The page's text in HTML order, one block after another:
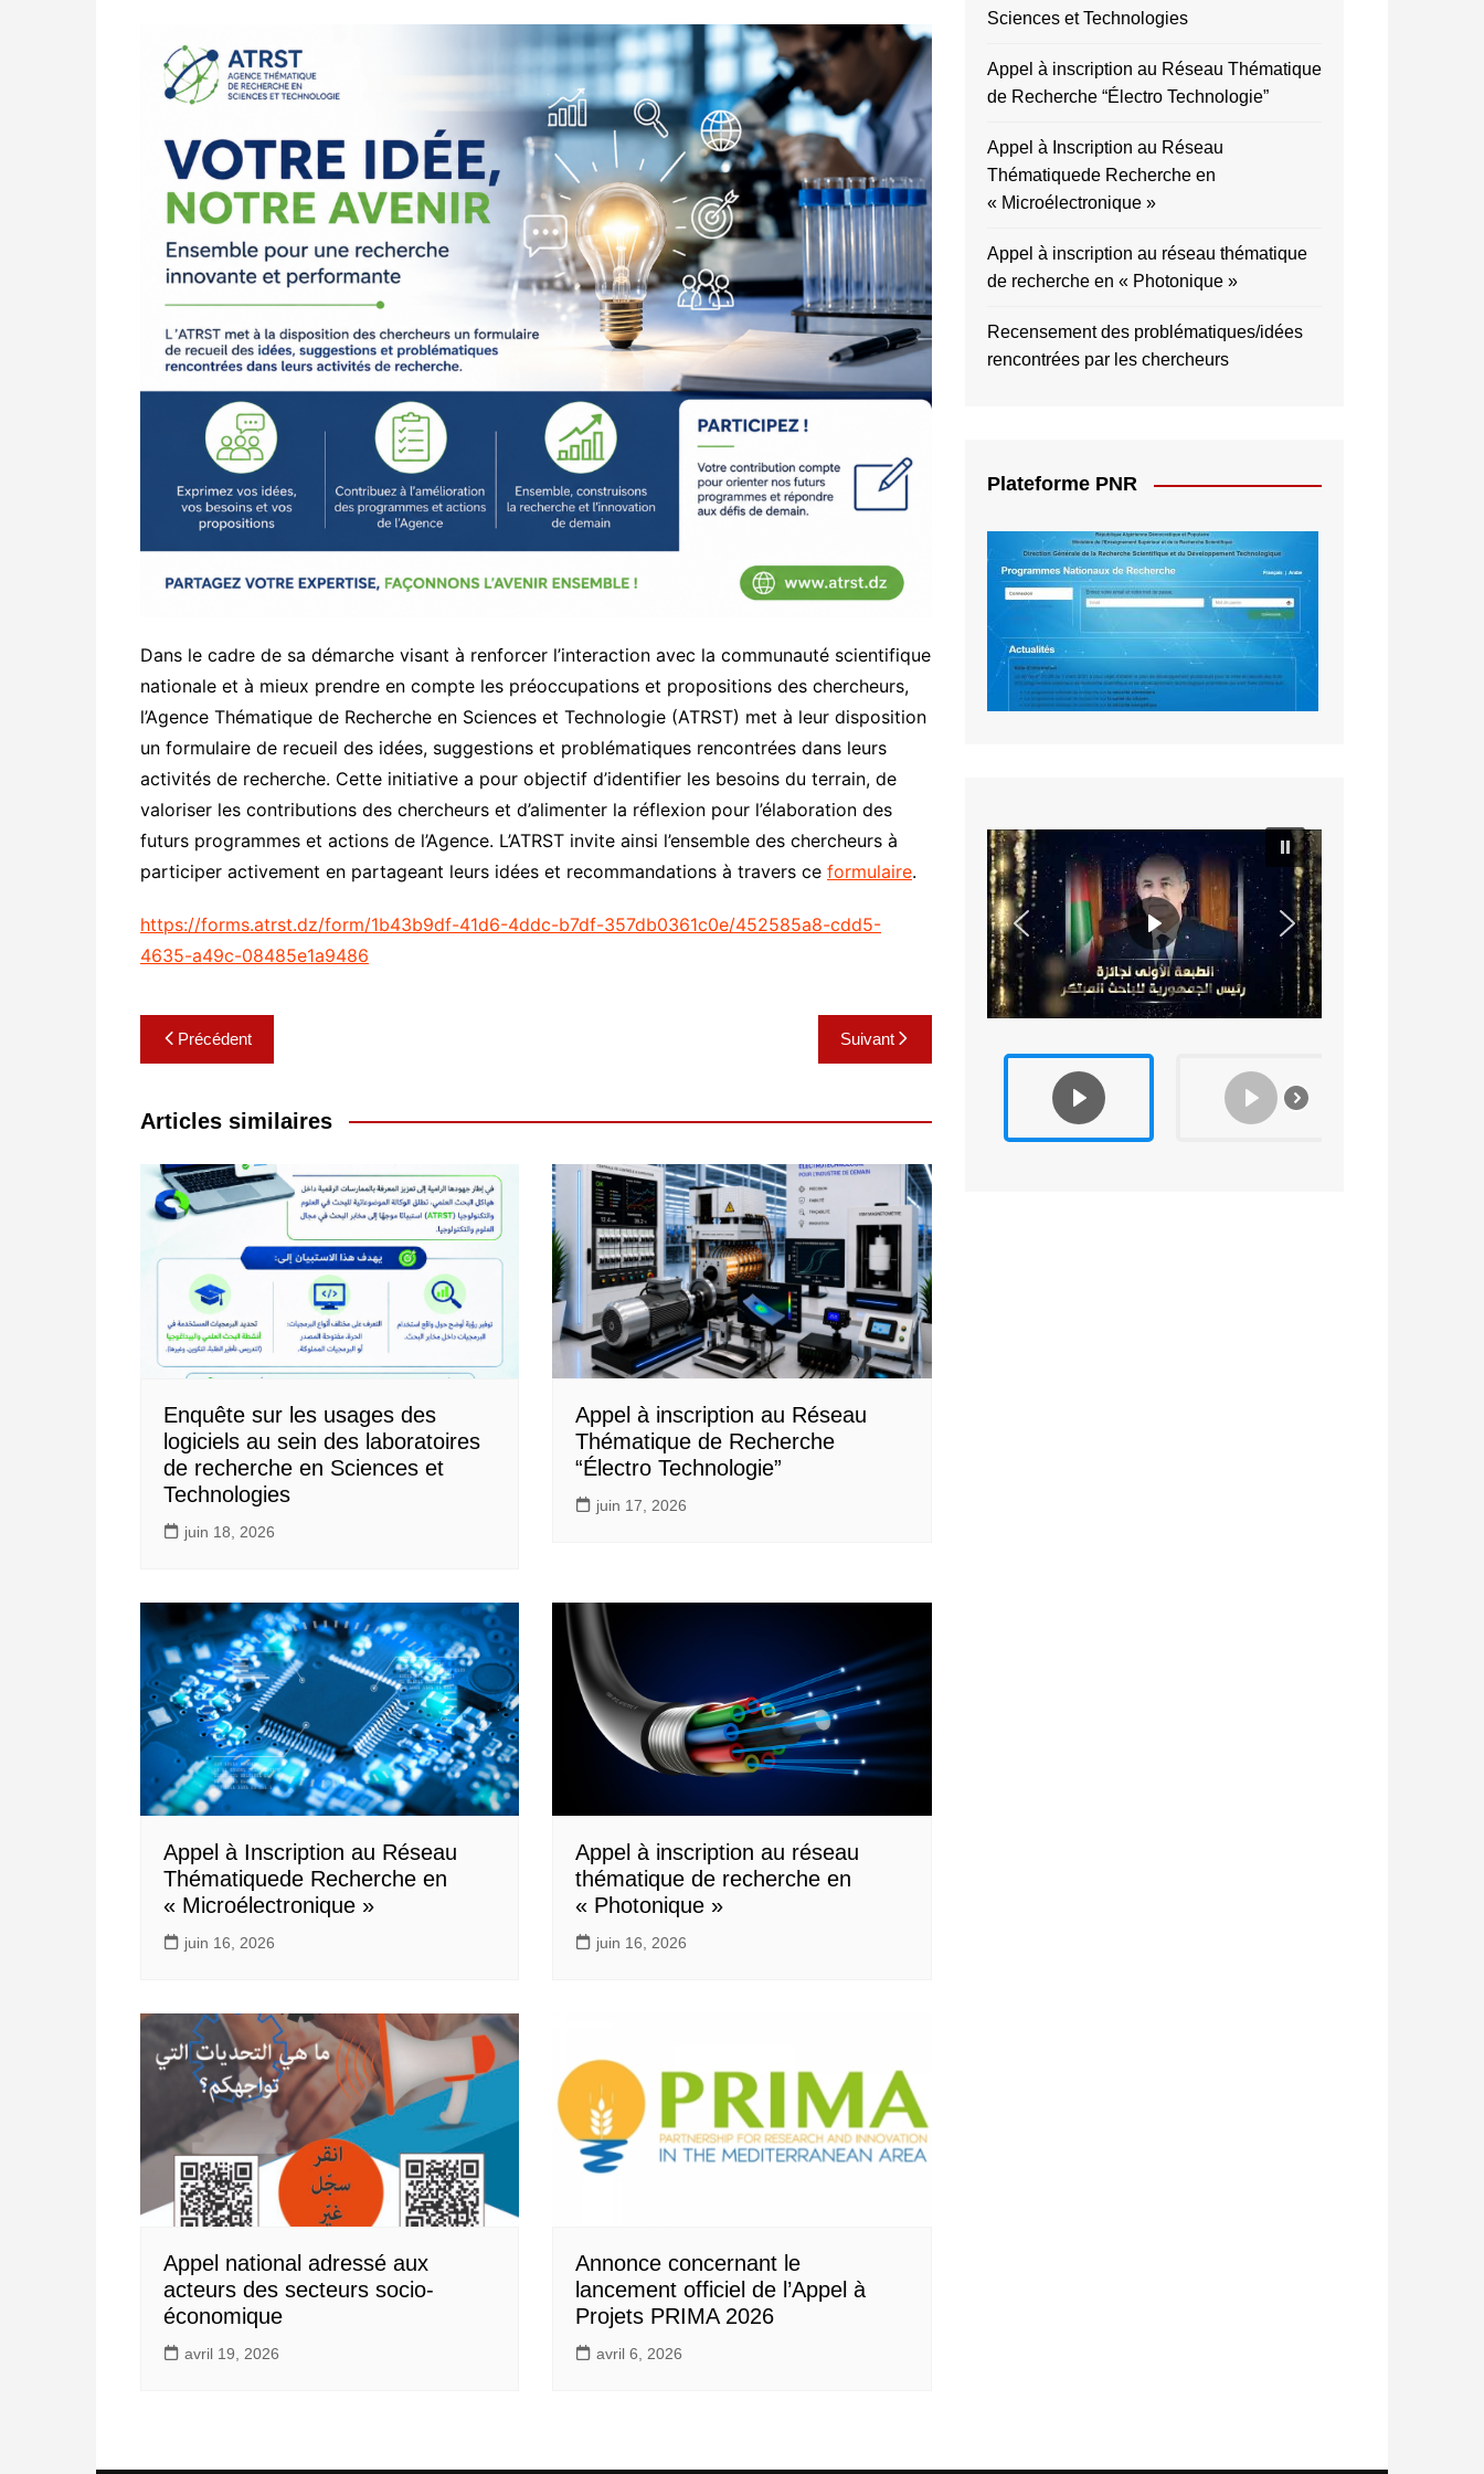
Dans le cadre de sa démarche visant à renforcer l’interaction avec la communauté scientifique
nationale et à mieux prendre en compte les préoccupations et propositions des chercheurs,
l’Agence Thématique de Recherche en Sciences et Technologie (ATRST) met à leur disposition
un formulaire de recueil des idées, suggestions et problématiques rencontrées dans leurs
activités de recherche. Cette initiative a pour objectif d’identifier les besoins du terrain, de
valoriser les contributions des chercheurs et d’alimenter la réflexion pour l’élaboration des
futurs programmes et actions de l’Agence. L’ATRST invite ainsi l’ensemble des chercheurs à
participer activement en partageant leurs idées et recommandations à travers ce formulaire.
https://forms.atrst.dz/form/1b43b9df-41d6-4ddc-b7df-357db0361c0e/452585a8-cdd5-
4635-a49c-08485e1a9486
Navigation
de
l’article
Précédent Suivant
Articles similaires
Enquête sur les usages des
logiciels au sein des laboratoires
de recherche en Sciences et
Technologies
juin 18, 2026
Appel à inscription au Réseau
Thématique de Recherche
“Électro Technologie”
juin 17, 2026
Appel à Inscription au Réseau
Thématiquede Recherche en
« Microélectronique »
juin 16, 2026
Appel à inscription au réseau
thématique de recherche en
« Photonique »
juin 16, 2026
Appel national adressé aux
acteurs des secteurs socio-
économique
avril 19, 2026
Annonce concernant le
lancement officiel de l’Appel à
Projets PRIMA 2026
avril 6, 2026
Sciences et Technologies
Appel à inscription au Réseau Thématique
de Recherche “Électro Technologie”
Appel à Inscription au Réseau
Thématiquede Recherche en
« Microélectronique »
Appel à inscription au réseau thématique
de recherche en « Photonique »
Recensement des problématiques/idées
rencontrées par les chercheurs
Plateforme PNR